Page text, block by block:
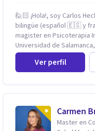
🙋🏻 ¡Hola!, soy Carlos
bilingüe (español 🇪🇸 y
magister en Psicoterapia
Universidad de
certificado en Francia.
que sienten que algo en
ansiedad que se
la sexualidad y la identidad
espacio seguro para ser
orientación teórica
Ver perfil
Carmen
Master en